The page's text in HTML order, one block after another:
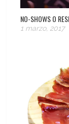
NO-SHOWS O
1 marzo, 2017